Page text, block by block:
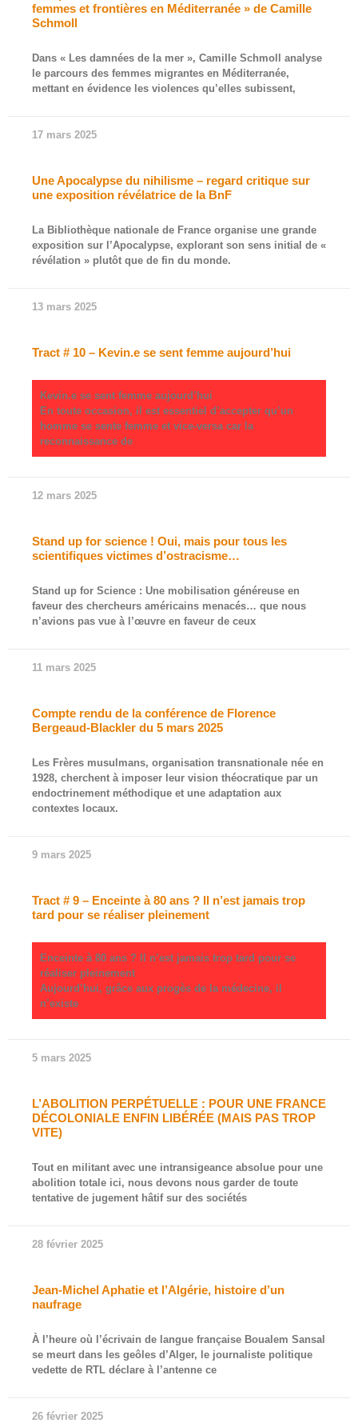
femmes et frontières en Méditerranée » de Camille
Schmoll
Dans « Les damnées de la mer », Camille Schmoll analyse
le parcours des femmes migrantes en Méditerranée,
mettant en évidence les violences qu’elles subissent,
17 mars 2025
Une Apocalypse du nihilisme – regard critique sur
une exposition révélatrice de la BnF
La Bibliothèque nationale de France organise une grande
exposition sur l’Apocalypse, explorant son sens initial de «
révélation » plutôt que de fin du monde.
13 mars 2025
Tract # 10 – Kevin.e se sent femme aujourd’hui
Kevin.e se sent femme aujourd’hui
En toute occasion, il est essentiel d’accepter qu’un
homme se sente femme et vice-versa car la
reconnaissance de
12 mars 2025
Stand up for science ! Oui, mais pour tous les
scientifiques victimes d’ostracisme…
Stand up for Science : Une mobilisation généreuse en
faveur des chercheurs américains menacés… que nous
n’avions pas vue à l’œuvre en faveur de ceux
11 mars 2025
Compte rendu de la conférence de Florence
Bergeaud-Blackler du 5 mars 2025
Les Frères musulmans, organisation transnationale née en
1928, cherchent à imposer leur vision théocratique par un
endoctrinement méthodique et une adaptation aux
contextes locaux.
9 mars 2025
Tract # 9 – Enceinte à 80 ans ? Il n’est jamais trop
tard pour se réaliser pleinement
Enceinte à 80 ans ? Il n’est jamais trop tard pour se
réaliser pleinement
Aujourd’hui, grâce aux progès de la médecine, il
n’existe
5 mars 2025
L’ABOLITION PERPÉTUELLE : POUR UNE FRANCE
DÉCOLONIALE ENFIN LIBÉRÉE (MAIS PAS TROP
VITE)
Tout en militant avec une intransigeance absolue pour une
abolition totale ici, nous devons nous garder de toute
tentative de jugement hâtif sur des sociétés
28 février 2025
Jean-Michel Aphatie et l’Algérie, histoire d’un
naufrage
À l’heure où l’écrivain de langue française Boualem Sansal
se meurt dans les geôles d’Alger, le journaliste politique
vedette de RTL déclare à l’antenne ce
26 février 2025